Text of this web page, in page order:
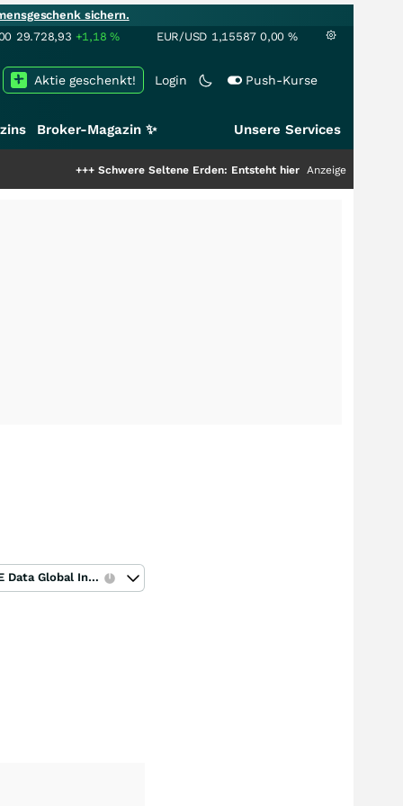
sichern.
29.728,93 +1,18% EUR/USD 1,15587 0,00 %
Login Push-Kurse
Aktie geschenkt!
Broker-Magazin ✨ Unsere Services
Schwere Seltene Erden: Entsteht hier die nächste Milliardenstory?
Anzeige
ICE Data Global Index